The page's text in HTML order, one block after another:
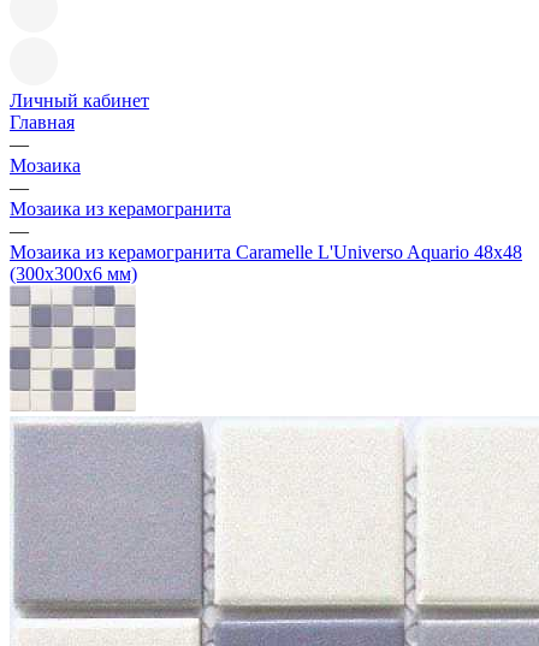
Личный кабинет
Главная
—
Мозаика
—
Мозаика из керамогранита
—
Мозаика из керамогранита Caramelle L'Universo Aquario 48х48
(300х300х6 мм)